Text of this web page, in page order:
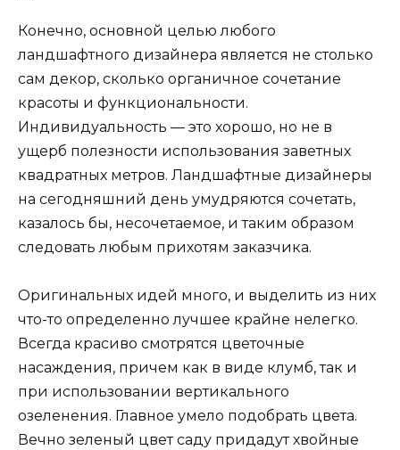
Конечно, основной целью любого
ландшафтного дизайнера является не столько
сам декор, сколько органичное сочетание
красоты и функциональности.
Индивидуальность — это хорошо, но не в
ущерб полезности использования заветных
квадратных метров. Ландшафтные дизайнеры
на сегодняшний день умудряются сочетать,
казалось бы, несочетаемое, и таким образом
следовать любым прихотям заказчика.
Оригинальных идей много, и выделить из них
что-то определенно лучшее крайне нелегко.
Всегда красиво смотрятся цветочные
насаждения, причем как в виде клумб, так и
при использовании вертикального
озеленения. Главное умело подобрать цвета.
Вечно зеленый цвет саду придадут хвойные